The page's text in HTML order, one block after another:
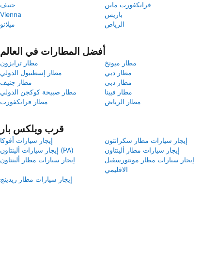
جنيف
فرانكفورت ماين
Vienna
باريس
ميلانو
الرياض
أفضل المطارات في العالم
مطار ترابزون
مطار ميونخ
مطار إسطنبول الدولي
مطار دبي
مطار جنيف
مطار دبي
مطار صبيحة كوكجن الدولي
مطار فيينا
مطار فرانكفورت
مطار الرياض
قرب ويلكس بار
إيجار سيارات أفوكا
إيجار سيارات مطار سكرانتون
إيجار سيارات ألينتاون (PA)
إيجار سيارات مطار ألينتاون
إيجار سيارات مطار ألينتاون
إيجار سيارات مطار مونتورسفيل
الاقليمي
إيجار سيارات مطار ريدينج